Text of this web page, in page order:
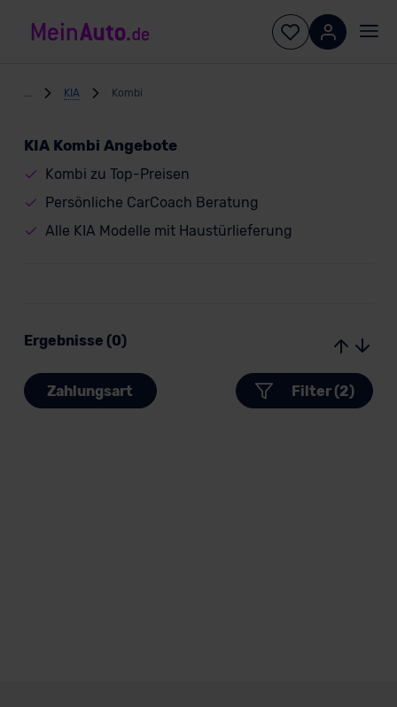
KIA Kombi
KIA Kombi Angebote
Kombi zu Top-Preisen
Persönliche CarCoach Beratung
Alle KIA Modelle mit Haustürlieferung
Ergebnisse (0)
Zahlungsart Filter (2)